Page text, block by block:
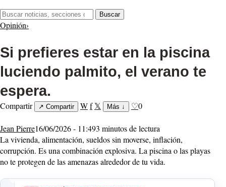
Buscar:
Buscar
Opinión›
Si prefieres estar en la piscina
luciendo palmito, el verano te
espera.
Compartir ↗ Compartir Wf 𝕏 Más ↓ ♡0
Jean Pierre16/06/2026 - 11:493 minutos de lectura
La vivienda, alimentación, sueldos sin moverse, inflación,
corrupción. Es una combinación explosiva. La piscina o las playas
no te protegen de las amenazas alrededor de tu vida.